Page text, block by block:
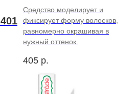
Средство моделирует и
фиксирует форму волосков,
равномерно окрашивая в
нужный оттенок.
405 р.